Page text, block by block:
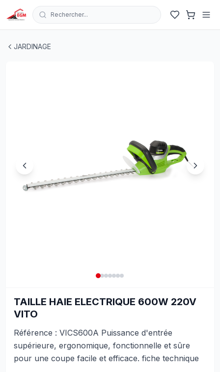
Rechercher...
JARDINAGE
TAILLE HAIE ELECTRIQUE 600W 220V
VITO
Référence : VICS600A Puissance d'entrée
supérieure, ergonomique, fonctionnelle et sûre
pour une coupe facile et efficace. fiche technique